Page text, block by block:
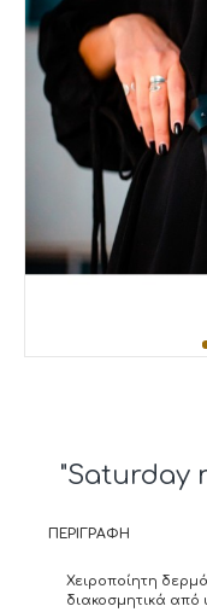
"Saturday
ΠΕΡΙΓΡΑΦΉ
Χειροποίητη
διακοσμητικά από